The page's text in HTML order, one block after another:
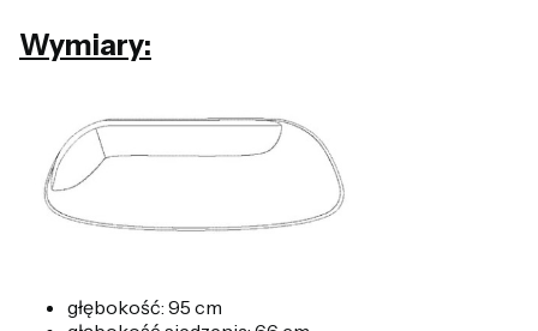
Wymiary:
głębokość: 95 cm